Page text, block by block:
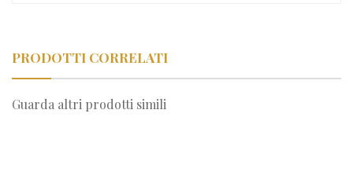
PRODOTTI CORRELATI
Guarda altri prodotti simili